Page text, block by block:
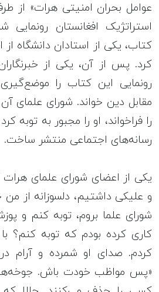
عوامل بحران امنیتی هرات» از
استراتژیک افغانستان رونمایی
کتاب، یکی از استادان دانشگاه از
کرد. پس از آن، یکی از
رونمایی این کتاب را موضع‌گیری
مقابل دین خواند. شورای علمای
را فراخواند، او را مجبور به توبه
رسانه‌های اجتماعی منتشر ساخت.
یکی از اعضای شورای علمای هرات
و علیکی داشتیم، دلسوزانه از
شورای علما بروم، توبه کنم و
کاری کرده بودم که توبه کنم؟
کردم. صدای او شمرده و آرام
«پس مواظب خودت باش.